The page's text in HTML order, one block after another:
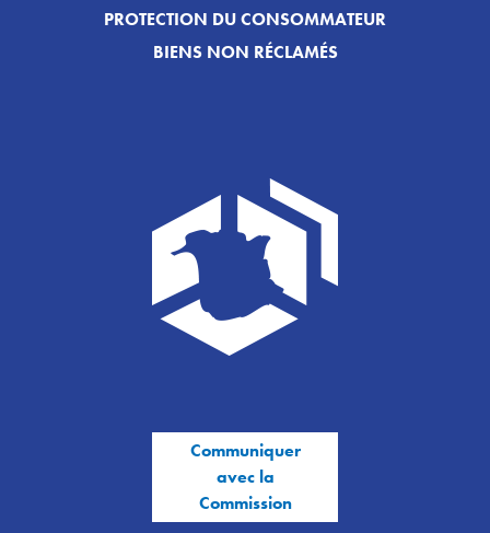
PROTECTION DU CONSOMMATEUR
BIENS NON RÉCLAMÉS
Communiquer
avec la
Commission